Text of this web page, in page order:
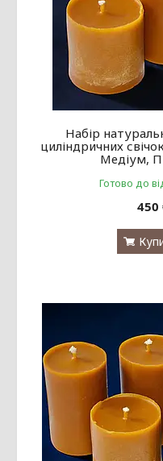
Набір
циліндричних
Медіум,
Готово до
450